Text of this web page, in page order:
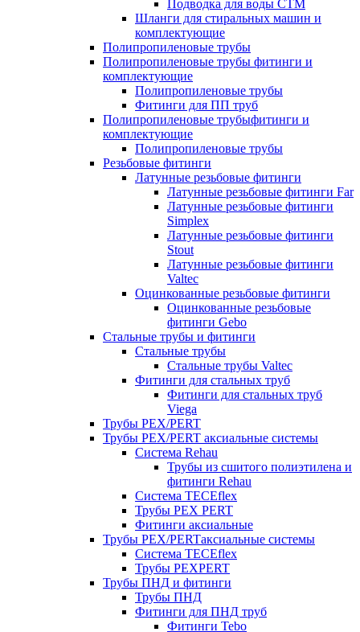
Подводка для воды СТМ
Шланги для стиральных машин и
комплектующие
Полипропиленовые трубы
Полипропиленовые трубы фитинги и
комплектующие
Полипропиленовые трубы
Фитинги для ПП труб
Полипропиленовые трубыфитинги и
комплектующие
Полипропиленовые трубы
Резьбовые фитинги
Латунные резьбовые фитинги
Латунные резьбовые фитинги Far
Латунные резьбовые фитинги
Simplex
Латунные резьбовые фитинги
Stout
Латунные резьбовые фитинги
Valtec
Оцинкованные резьбовые фитинги
Оцинкованные резьбовые
фитинги Gebo
Стальные трубы и фитинги
Стальные трубы
Стальные трубы Valtec
Фитинги для стальных труб
Фитинги для стальных труб
Viega
Трубы PEX/PERT
Трубы PEX/PERT аксиальные системы
Система Rehau
Трубы из сшитого полиэтилена и
фитинги Rehau
Система TECEflex
Трубы PEX PERT
Фитинги аксиальные
Трубы PEX/PERTаксиальные системы
Система TECEflex
Трубы PEXPERT
Трубы ПНД и фитинги
Трубы ПНД
Фитинги для ПНД труб
Фитинги Tebo